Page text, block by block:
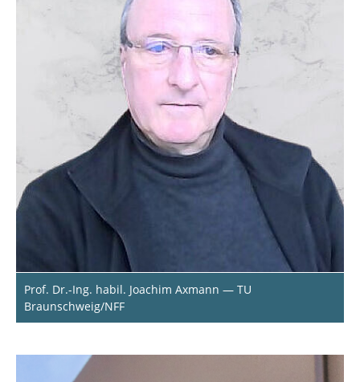
Dr. rer. nat. Paul Maximilian Bittner
Dr. Tabea Bordis
Domenik Eichhorn
Dr.-Ing. Alexander Kittelmann (Knüppel)
Christoph König
Dr. Lukas Linsbauer
Dr.-Ing. Sascha Lity
Dr.-Ing. Michael Nieke
Tobias Pett
Dr.-Ing. Tobias Runge
Prof. Dr.-Ing. habil. Joachim Axmann — TU
Braunschweig/NFF